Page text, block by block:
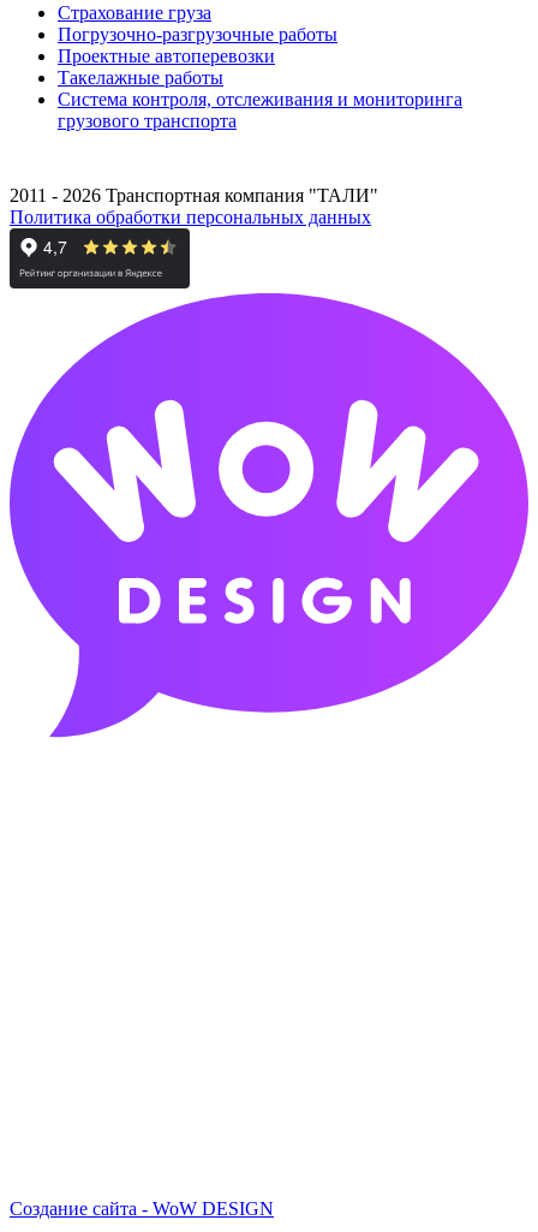
Страхование груза
Погрузочно-разгрузочные работы
Проектные автоперевозки
Такелажные работы
Система контроля, отслеживания и мониторинга
грузового транспорта
2011 - 2026 Транспортная компания "ТАЛИ"
Политика обработки персональных данных
Создание сайта - WoW DESIGN